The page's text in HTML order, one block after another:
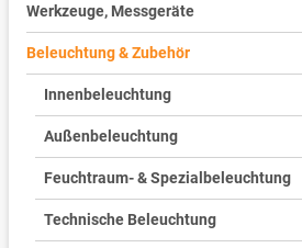
Werkzeuge, Messgeräte
Beleuchtung & Zubehör
Innenbeleuchtung
Außenbeleuchtung
Feuchtraum- & Spezialbeleuchtung
Technische Beleuchtung